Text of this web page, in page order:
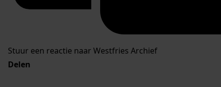
Stuur een reactie naar Westfries Archief
Delen